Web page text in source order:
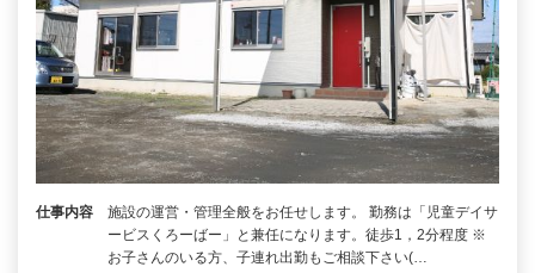
仕事内容
施設の運営・管理全般をお任せします。 勤務は「児童デイサ
ービスくろーばー」と兼任になります。徒歩1，2分程度 ※
お子さんのいる方、子連れ出勤もご相談下さい(…